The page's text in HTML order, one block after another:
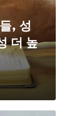
, 성
더 높